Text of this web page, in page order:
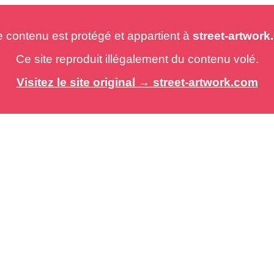
est protégé et appartient à street-
Ce site reproduit illégalement du contenu volé.
Visitez le site original → street-artwork.com